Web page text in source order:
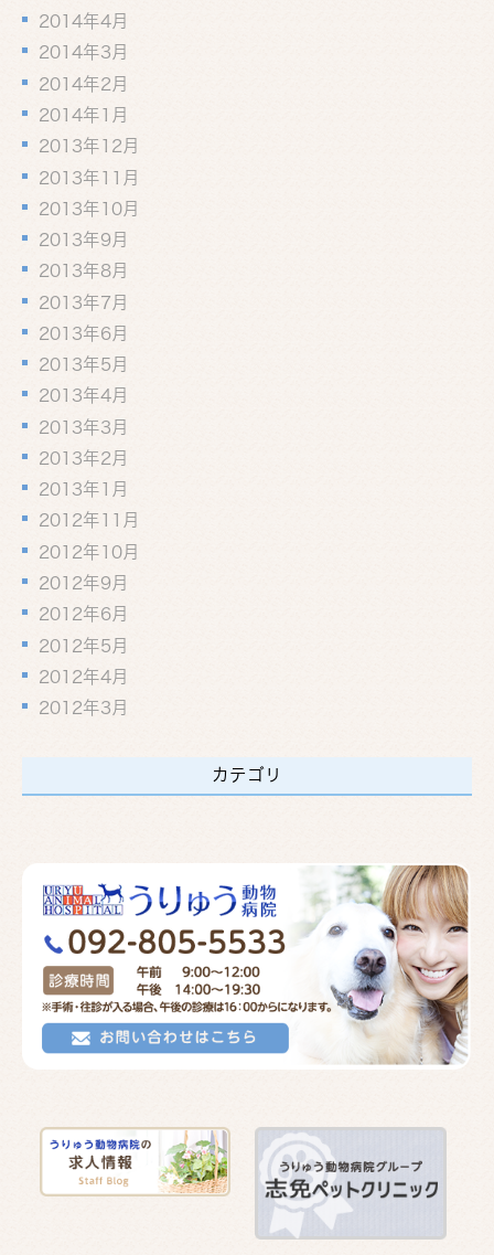
2014年4月
2014年3月
2014年2月
2014年1月
2013年12月
2013年11月
2013年10月
2013年9月
2013年8月
2013年7月
2013年6月
2013年5月
2013年4月
2013年3月
2013年2月
2013年1月
2012年11月
2012年10月
2012年9月
2012年6月
2012年5月
2012年4月
2012年3月
カテゴリ